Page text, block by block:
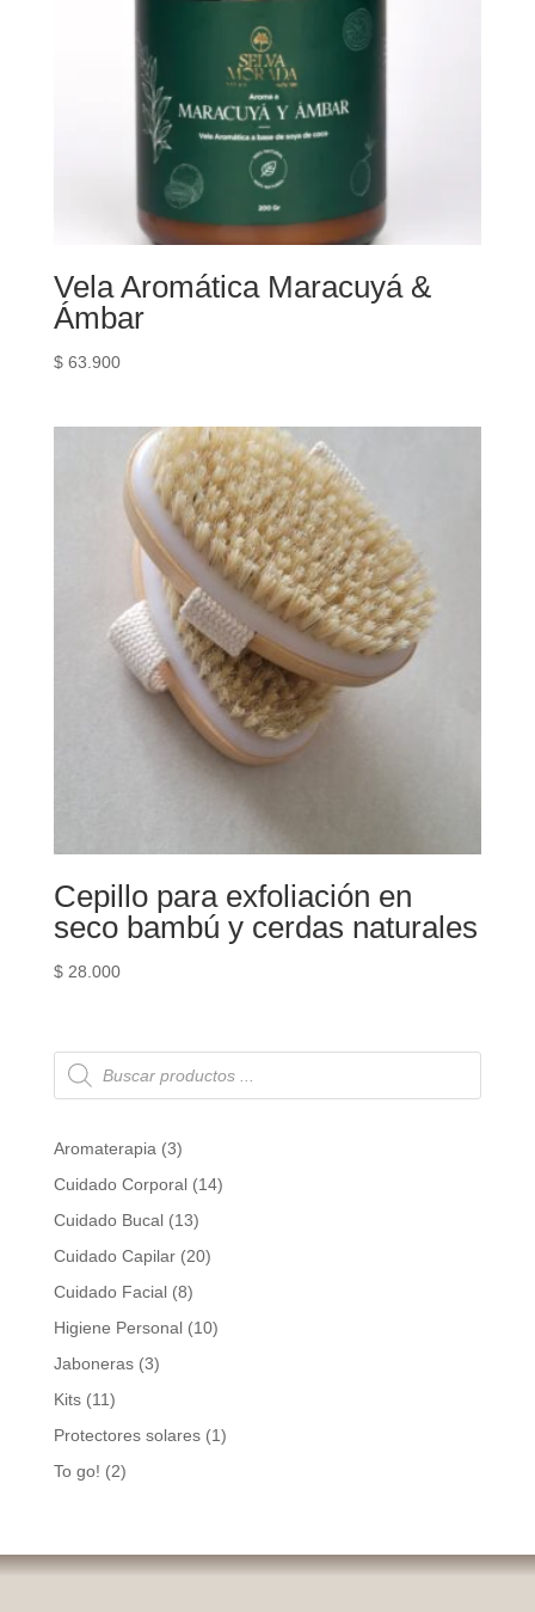
Vela Aromática Maracuyá &
Ámbar
$63.900
Cepillo para exfoliación en
seco bambú y cerdas naturales
$28.000
Búsqueda
de
productos
Aromaterapia 33
products
Cuidado Corporal 1414
Cuidado Bucal 1313
products
Cuidado Capilar 2020
Cuidado Facial 88
products
Higiene Personal 1010
Jaboneras 33
Kits 1111
products
Protectores solares 11
To go! 22